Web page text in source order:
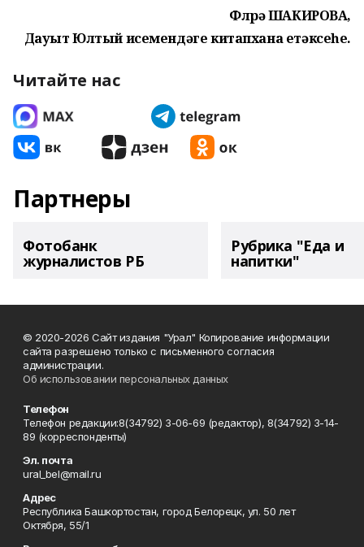
Флүрә ШАКИРОВА,
Дауыт Юлтый исемендәге китапхана етәксеһе.
Читайте нас
Партнеры
Фотобанк
журналистов РБ
Рубрика "Еда и
напитки"
© 2020-2026 Сайт издания "Урал" Копирование информации
сайта разрешено только с письменного согласия
администрации.
Об использовании персональных данных
Телефон
Телефон редакции:8(34792) 3-06-69 (редактор), 8(34792) 3-14-
89 (корреспонденты)
Эл. почта
ural_bel@mail.ru
Адрес
Республика Башкортостан, город Белорецк, ул. 50 лет
Октября, 55/1